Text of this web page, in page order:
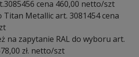
cena 460,00 netto/szt
Titan Metallic art. 3081454 cena
na zapytanie RAL do wyboru art.
zł. netto/szt